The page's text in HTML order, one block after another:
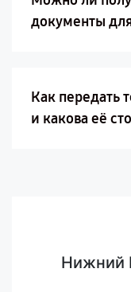
документы
Как передать
и какова её
Нижний